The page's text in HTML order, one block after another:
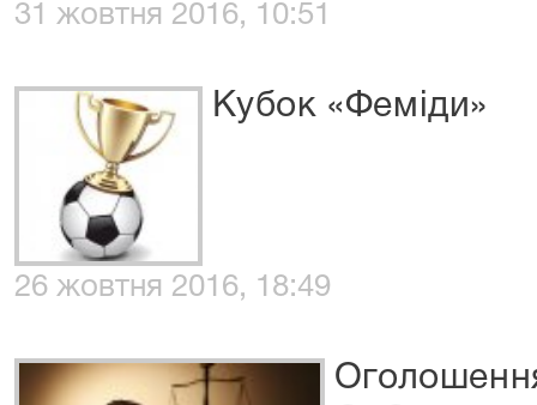
31 жовтня 2016, 10:51
Кубок «Феміди»
26 жовтня 2016, 18:49